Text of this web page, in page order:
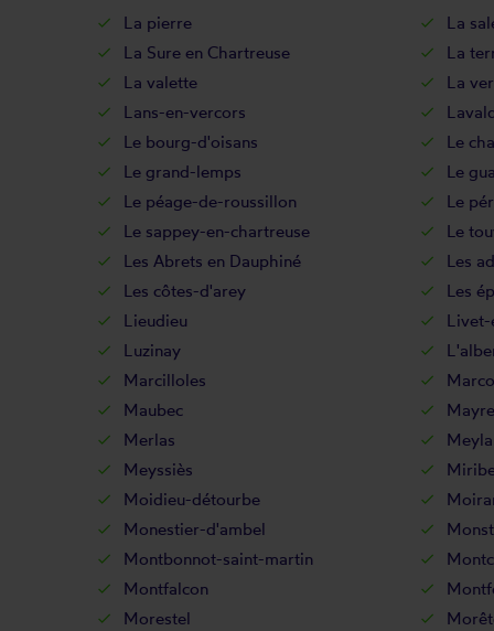
La pierre
La
La Sure en Chartreuse
La
La valette
La
Lans-en-vercors
Le bourg-d'oisans
Le
Le grand-lemps
Le gua
Le péage-de-roussillon
Le
Le sappey-en-chartreuse
Le
Les Abrets en Dauphiné
Les
Les côtes-d'arey
Les
Lieudieu
Luzinay
Marcilloles
Maubec
Merlas
Meyssiès
Moidieu-détourbe
Monestier-d'ambel
Montbonnot-saint-martin
Montfalcon
Morestel